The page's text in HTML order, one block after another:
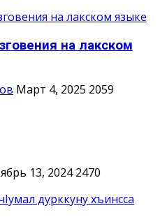
на лакском
Март 4, 2025 2059
13, 2024 2470